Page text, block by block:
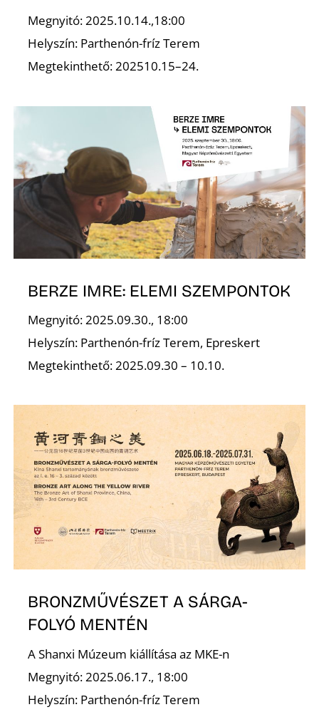
Megnyitó: 2025.10.14.,18:00
Helyszín: Parthenón-fríz Terem
Megtekinthető: 202510.15–24.
BERZE IMRE: ELEMI SZEMPONTOK
Megnyitó: 2025.09.30., 18:00
Helyszín: Parthenón-fríz Terem, Epreskert
Megtekinthető: 2025.09.30 – 10.10.
BRONZMŰVÉSZET A SÁRGA-
FOLYÓ MENTÉN
A Shanxi Múzeum kiállítása az MKE-n
Megnyitó: 2025.06.17., 18:00
Helyszín: Parthenón-fríz Terem